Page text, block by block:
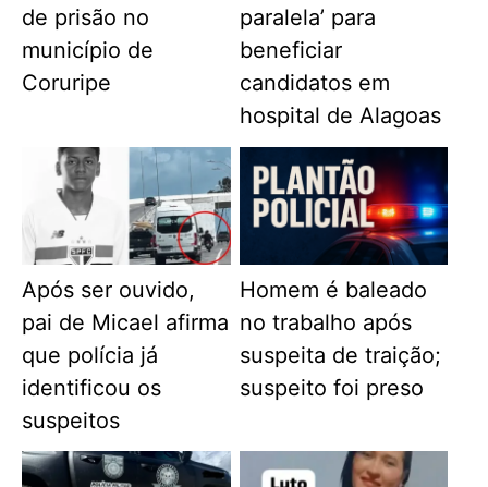
de prisão no
município de
Coruripe
paralela’ para
beneficiar
candidatos em
hospital de Alagoas
Após ser ouvido,
pai de Micael afirma
que polícia já
identificou os
suspeitos
Homem é baleado
no trabalho após
suspeita de traição;
suspeito foi preso